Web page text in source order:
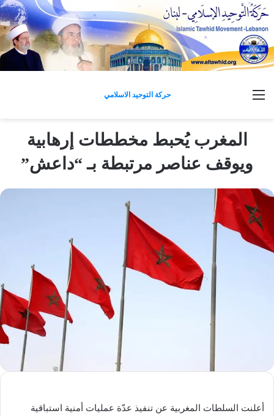
حركة التوحيد الاسلامي القائمة
المغرب يُحبط مخططات إرهابية
ويوقف عناصر مرتبطة بـ “داعش”
أعلنت السلطات المغربية عن تنفيذ عدّة عمليات أمنية استباقية